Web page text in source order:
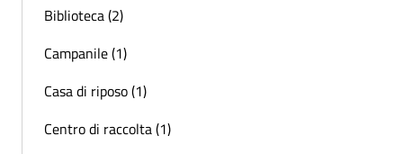
Biblioteca (2)
Campanile (1)
Casa di riposo (1)
Centro di raccolta (1)